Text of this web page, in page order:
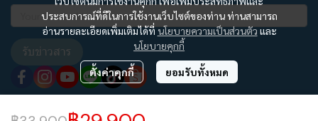
ประสบการณ์ที่ดีในการใช้งานเว็บไซต์ของท่าน ท่านสามารถ
อ่านรายละเอียดเพิ่มเติมได้ที่นโยบายความเป็นส่วนตัวและ
นโยบายคุกกี้
ตั้งค่าคุกกี้ ยอมรับทั้งหมด
รับข่าวสาร